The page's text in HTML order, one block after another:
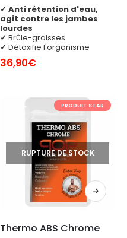
✓ Anti rétention d'eau,
agit contre les jambes
lourdes
✓ Brûle-graisses
✓ Détoxifie l'organisme
36,90€
PRODUIT STAR
RUPTURE DE STOCK
Thermo ABS Chrome